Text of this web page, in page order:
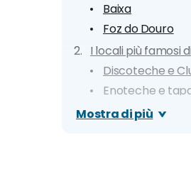
Baixa
Foz do Douro
I locali più famosi
Discoteche e
Enoteche e
Locali con
Mostra di più